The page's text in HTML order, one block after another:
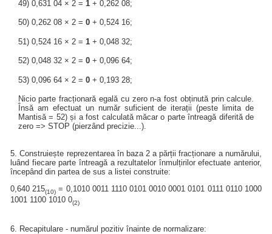
49) 0,631 04 × 2 = 1+ 0,262 08;
50) 0,262 08 × 2 = 0+ 0,524 16;
51) 0,524 16 × 2 = 1+ 0,048 32;
52) 0,048 32 × 2 = 0+ 0,096 64;
53) 0,096 64 × 2 = 0+ 0,193 28;
Nicio parte fracționară egală cu zero n-a fost obținută prin calcule.
Însă am efectuat un număr suficient de iterații (peste limita de
Mantisă = 52) și a fost calculată măcar o parte întreagă diferită de
zero => STOP (pierzând precizie...).
5. Construiește reprezentarea în baza 2 a părții fracționare a numărului,
luând fiecare parte întreagă a rezultatelor înmulțirilor efectuate anterior,
începând din partea de sus a listei construite:
0,640 215(10) = 0,1010 0011 1110 0101 0010 0001 0101 0111 0110 1000
1001 1100 1010 0(2)
6. Recapitulare - numărul pozitiv înainte de normalizare: